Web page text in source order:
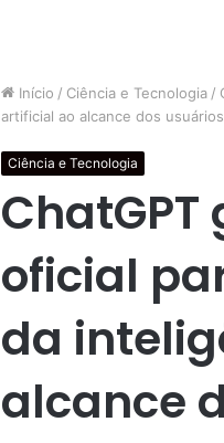
Início / Ciência e Tecnologia /
artificial ao alcance dos
Ciência e Tecnologia
oficial
da
alcance